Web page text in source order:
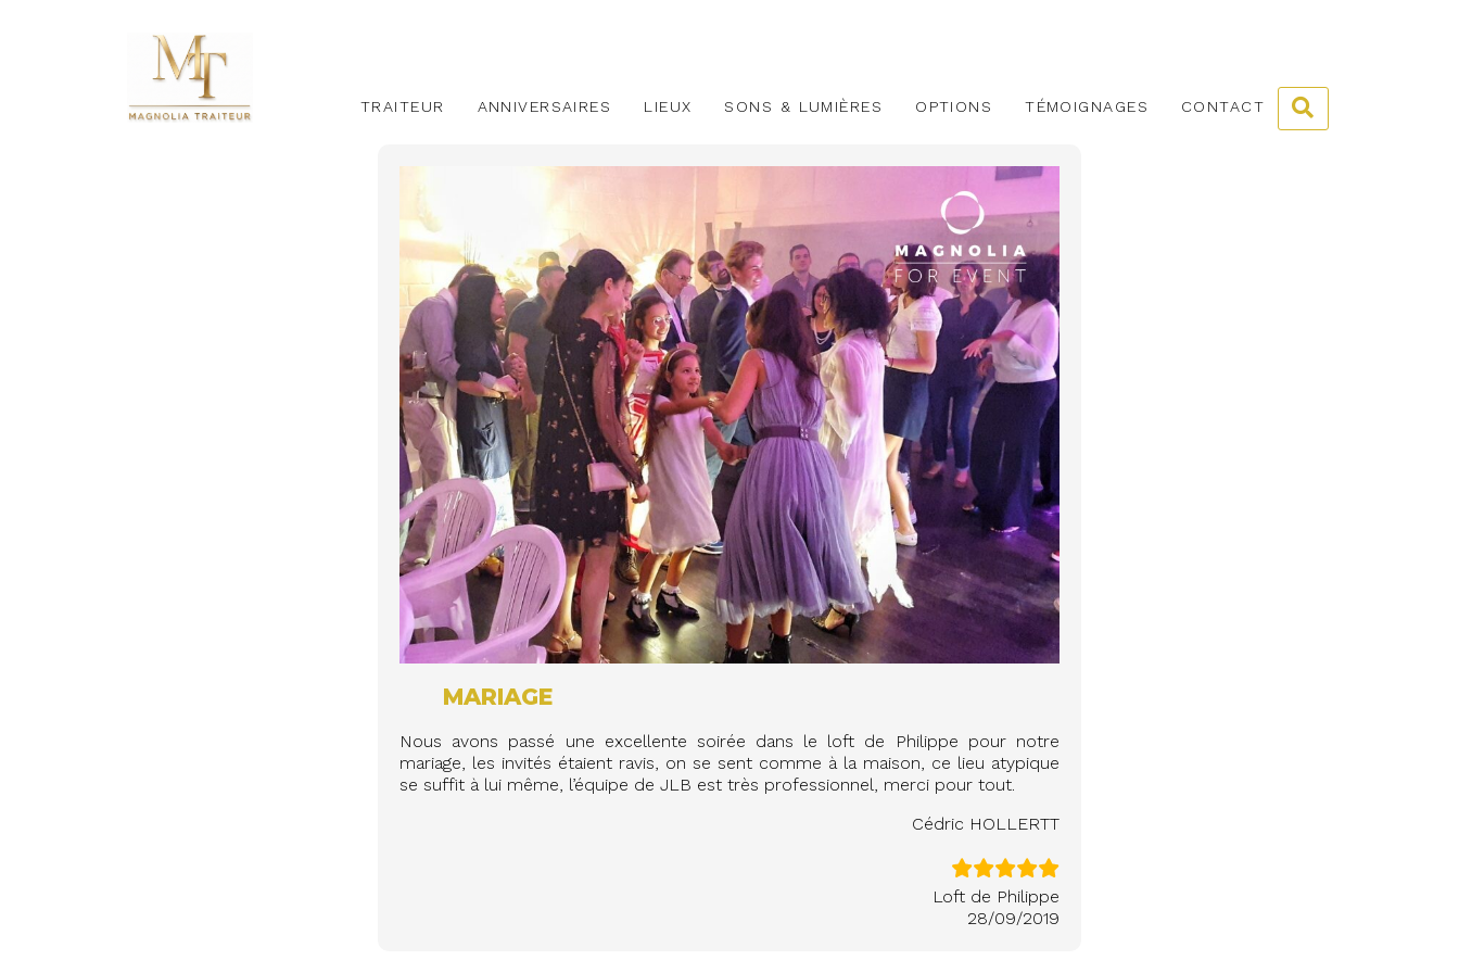
TRAITEUR ANNIVERSAIRES LIEUX SONS & LUMIÈRES OPTIONS TÉMOIGNAGES CONTACT
MARIAGE
Nous avons passé une excellente soirée dans le loft de Philippe pour notre
mariage, les invités étaient ravis, on se sent comme à la maison, ce lieu atypique
se suffit à lui même, l’équipe de JLB est très professionnel, merci pour tout.
Cédric HOLLERTT
Loft de Philippe
28/09/2019